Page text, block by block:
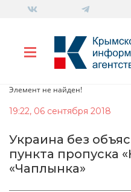
Элемент не найден!
19:22, 06 сентября 2018
Украина без
пункта пропуска
«Чаплынка»